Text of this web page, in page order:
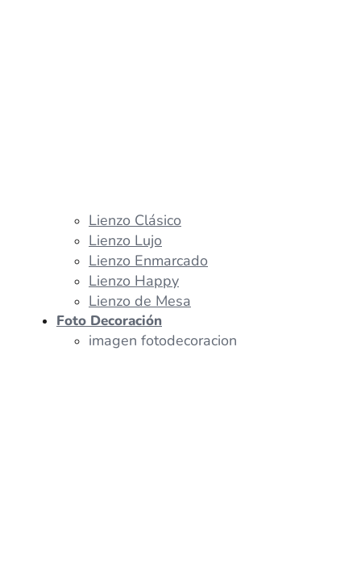
Lienzo Clásico
Lienzo Lujo
Lienzo Enmarcado
Lienzo Happy
Lienzo de Mesa
Foto Decoración
imagen fotodecoracion